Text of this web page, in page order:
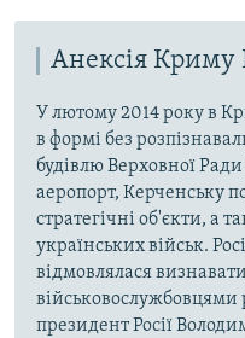
Анексія Криму
У лютому 2014 року в
в формі без
будівлю Верховної
аеропорт, Керченську
стратегічні об'єкти, а
українських військ.
відмовлялася
військовослужбовцями
президент Росії